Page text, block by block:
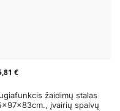
€
žaidimų stalas
įvairių spalvų